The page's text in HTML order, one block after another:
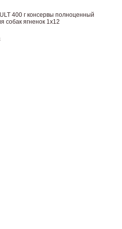
400 г консервы полноценный
собак ягненок 1х12